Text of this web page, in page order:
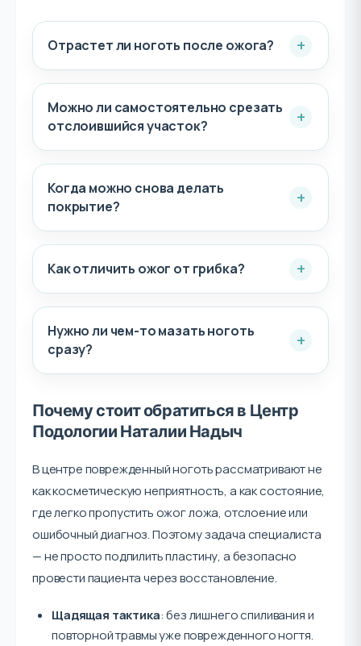
Отрастет ли ноготь после ожога?
Можно ли самостоятельно срезать
отслоившийся участок?
Когда можно снова делать
покрытие?
Как отличить ожог от грибка?
Нужно ли чем-то мазать ноготь
сразу?
Почему стоит обратиться в Центр
Подологии Наталии Надыч
В центре поврежденный ноготь рассматривают не
как косметическую неприятность, а как состояние,
где легко пропустить ожог ложа, отслоение или
ошибочный диагноз. Поэтому задача специалиста
— не просто подпилить пластину, а безопасно
провести пациента через восстановление.
Щадящая тактика: без лишнего спиливания и
повторной травмы уже поврежденного ногтя.